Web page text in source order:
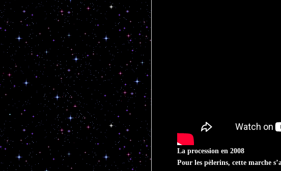
La procession en 2008
Pour les pèlerins, cette marche